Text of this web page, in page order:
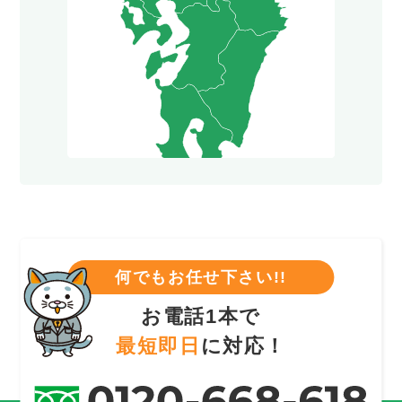
何でもお任せ下さい!!
お電話1本で
最短即日 に対応！